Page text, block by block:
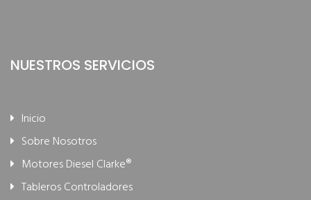
NUESTROS SERVICIOS
Inicio
Sobre Nosotros
Motores Diesel Clarke®
Tableros Controladores